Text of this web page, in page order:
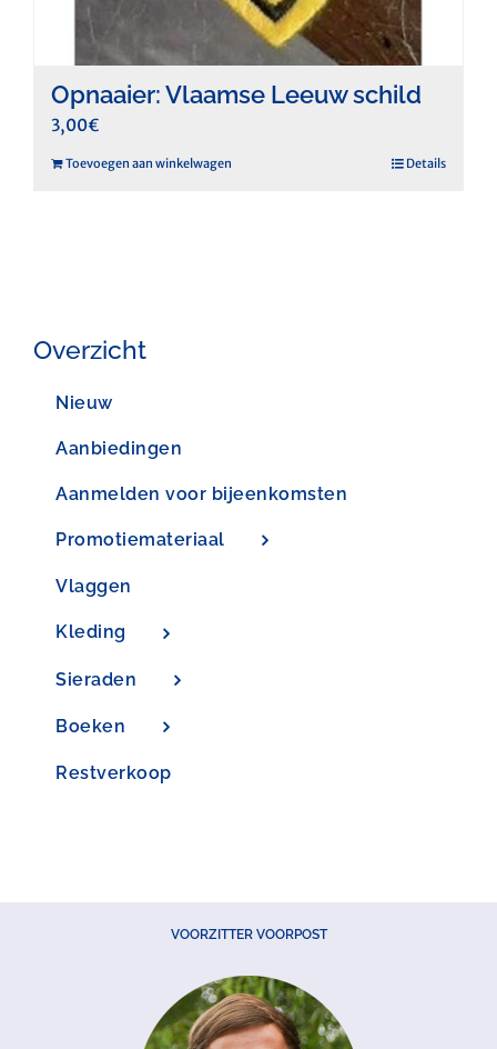
Opnaaier: Vlaamse Leeuw schild
3,00€
Toevoegen aan winkelwagen Details
Overzicht
Nieuw
Aanbiedingen
Aanmelden voor bijeenkomsten
Promotiemateriaal
Vlaggen
Kleding
Sieraden
Boeken
Restverkoop
VOORZITTER VOORPOST